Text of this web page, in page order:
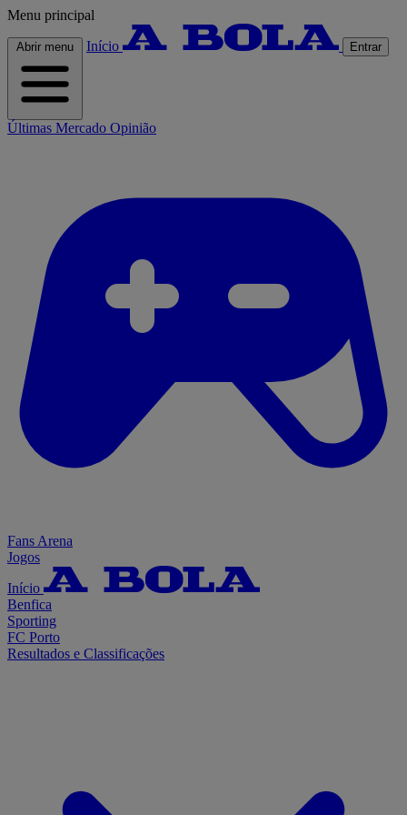
Menu principal
Abrir menu Início Entrar
Últimas Mercado Opinião
Fans Arena
Jogos
Início
Benfica
Sporting
FC Porto
Resultados e Classificações